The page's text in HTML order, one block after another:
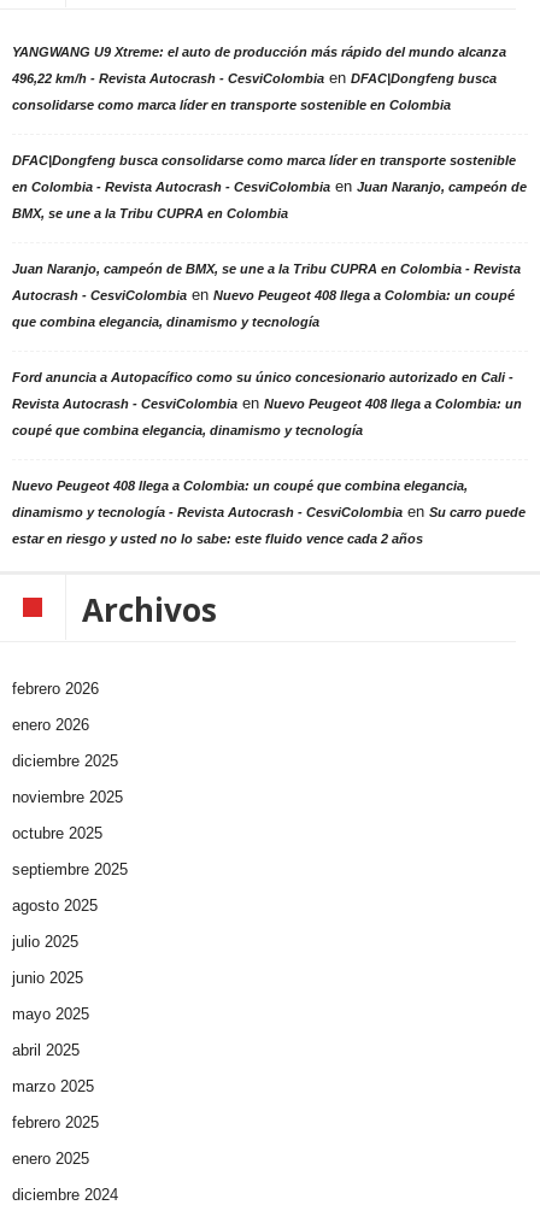
YANGWANG U9 Xtreme: el auto de producción más rápido del mundo alcanza
496,22 km/h - Revista Autocrash - CesviColombia en DFAC|Dongfeng busca
consolidarse como marca líder en transporte sostenible en Colombia
DFAC|Dongfeng busca consolidarse como marca líder en transporte sostenible
en Colombia - Revista Autocrash - CesviColombia en Juan Naranjo, campeón de
BMX, se une a la Tribu CUPRA en Colombia
Juan Naranjo, campeón de BMX, se une a la Tribu CUPRA en Colombia - Revista
Autocrash - CesviColombia en Nuevo Peugeot 408 llega a Colombia: un coupé
que combina elegancia, dinamismo y tecnología
Ford anuncia a Autopacífico como su único concesionario autorizado en Cali -
Revista Autocrash - CesviColombia en Nuevo Peugeot 408 llega a Colombia: un
coupé que combina elegancia, dinamismo y tecnología
Nuevo Peugeot 408 llega a Colombia: un coupé que combina elegancia,
dinamismo y tecnología - Revista Autocrash - CesviColombia en Su carro puede
estar en riesgo y usted no lo sabe: este fluido vence cada 2 años
Archivos
febrero 2026
enero 2026
diciembre 2025
noviembre 2025
octubre 2025
septiembre 2025
agosto 2025
julio 2025
junio 2025
mayo 2025
abril 2025
marzo 2025
febrero 2025
enero 2025
diciembre 2024